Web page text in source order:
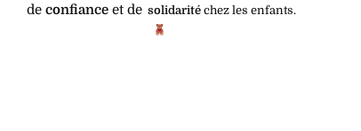
de confiance et de solidarité chez les enfants.